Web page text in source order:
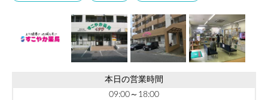
本日の営業時間
09:00～18:00